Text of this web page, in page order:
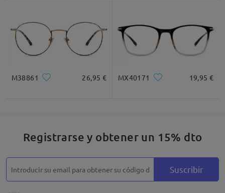
M38861 26,95 € MX40171 19,95 €
Registrarse y obtener un 15% dto
Suscribir